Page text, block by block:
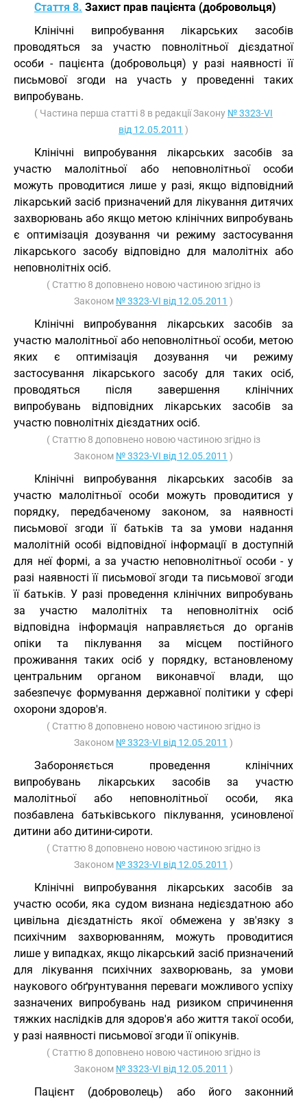
Стаття 8. Захист прав пацієнта (добровольця)
Клінічні випробування лікарських засобів
проводяться за участю повнолітньої дієздатної
особи - пацієнта (добровольця) у разі наявності її
письмової згоди на участь у проведенні таких
випробувань.
( Частина перша статті 8 в редакції Закону № 3323-VI
від 12.05.2011 )
Клінічні випробування лікарських засобів за
участю малолітньої або неповнолітньої особи
можуть проводитися лише у разі, якщо відповідний
лікарський засіб призначений для лікування дитячих
захворювань або якщо метою клінічних випробувань
є оптимізація дозування чи режиму застосування
лікарського засобу відповідно для малолітніх або
неповнолітніх осіб.
( Статтю 8 доповнено новою частиною згідно із
Законом № 3323-VI від 12.05.2011 )
Клінічні випробування лікарських засобів за
участю малолітньої або неповнолітньої особи, метою
яких є оптимізація дозування чи режиму
застосування лікарського засобу для таких осіб,
проводяться після завершення клінічних
випробувань відповідних лікарських засобів за
участю повнолітніх дієздатних осіб.
( Статтю 8 доповнено новою частиною згідно із
Законом № 3323-VI від 12.05.2011 )
Клінічні випробування лікарських засобів за
участю малолітньої особи можуть проводитися у
порядку, передбаченому законом, за наявності
письмової згоди її батьків та за умови надання
малолітній особі відповідної інформації в доступній
для неї формі, а за участю неповнолітньої особи - у
разі наявності її письмової згоди та письмової згоди
її батьків. У разі проведення клінічних випробувань
за участю малолітніх та неповнолітніх осіб
відповідна інформація направляється до органів
опіки та піклування за місцем постійного
проживання таких осіб у порядку, встановленому
центральним органом виконавчої влади, що
забезпечує формування державної політики у сфері
охорони здоров'я.
( Статтю 8 доповнено новою частиною згідно із
Законом № 3323-VI від 12.05.2011 )
Забороняється проведення клінічних
випробувань лікарських засобів за участю
малолітньої або неповнолітньої особи, яка
позбавлена батьківського піклування, усиновленої
дитини або дитини-сироти.
( Статтю 8 доповнено новою частиною згідно із
Законом № 3323-VI від 12.05.2011 )
Клінічні випробування лікарських засобів за
участю особи, яка судом визнана недієздатною або
цивільна дієздатність якої обмежена у зв'язку з
психічним захворюванням, можуть проводитися
лише у випадках, якщо лікарський засіб призначений
для лікування психічних захворювань, за умови
наукового обґрунтування переваги можливого успіху
зазначених випробувань над ризиком спричинення
тяжких наслідків для здоров'я або життя такої особи,
у разі наявності письмової згоди її опікунів.
( Статтю 8 доповнено новою частиною згідно із
Законом № 3323-VI від 12.05.2011 )
Пацієнт (доброволець) або його законний